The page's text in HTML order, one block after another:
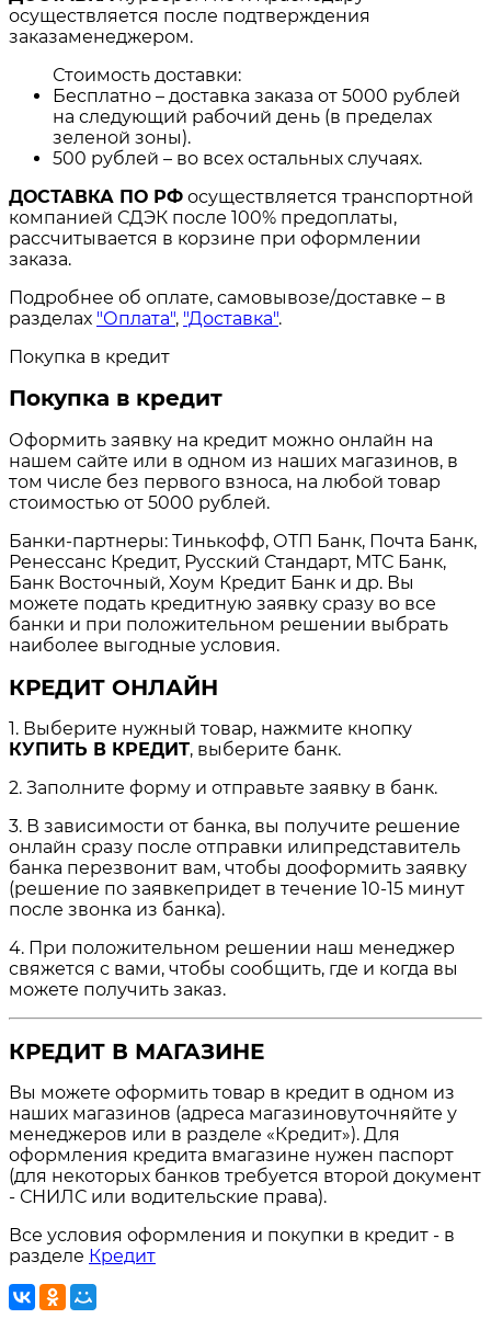
осуществляется после подтверждения
заказаменеджером.
Стоимость доставки:
Бесплатно – доставка заказа от 5000 рублей
на следующий рабочий день (в пределах
зеленой зоны).
500 рублей – во всех остальных случаях.
ДОСТАВКА ПО РФ осуществляется транспортной
компанией СДЭК после 100% предоплаты,
рассчитывается в корзине при оформлении
заказа.
Подробнее об оплате, самовывозе/доставке – в
разделах "Оплата", "Доставка".
Покупка в кредит
Покупка в кредит
Оформить заявку на кредит можно онлайн на
нашем сайте или в одном из наших магазинов, в
том числе без первого взноса, на любой товар
стоимостью от 5000 рублей.
Банки-партнеры: Тинькофф, ОТП Банк, Почта Банк,
Ренессанс Кредит, Русский Стандарт, МТС Банк,
Банк Восточный, Хоум Кредит Банк и др. Вы
можете подать кредитную заявку сразу во все
банки и при положительном решении выбрать
наиболее выгодные условия.
КРЕДИТ ОНЛАЙН
1. Выберите нужный товар, нажмите кнопку
КУПИТЬ В КРЕДИТ, выберите банк.
2. Заполните форму и отправьте заявку в банк.
3. В зависимости от банка, вы получите решение
онлайн сразу после отправки илипредставитель
банка перезвонит вам, чтобы дооформить заявку
(решение по заявкепридет в течение 10-15 минут
после звонка из банка).
4. При положительном решении наш менеджер
свяжется с вами, чтобы сообщить, где и когда вы
можете получить заказ.
КРЕДИТ В МАГАЗИНЕ
Вы можете оформить товар в кредит в одном из
наших магазинов (адреса магазиновуточняйте у
менеджеров или в разделе «Кредит»). Для
оформления кредита вмагазине нужен паспорт
(для некоторых банков требуется второй документ
- СНИЛС или водительские права).
Все условия оформления и покупки в кредит - в
разделе Кредит